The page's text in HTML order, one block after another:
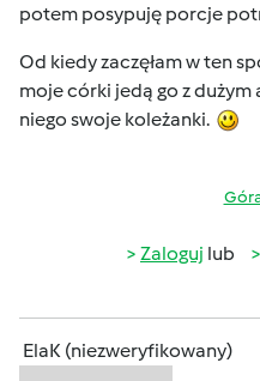
potem posypuję porcje
Od kiedy zaczęłam w ten
moje córki jedą go z
niego swoje koleżanki.
Zaloguj lub
ElaK (niezweryfikowany)